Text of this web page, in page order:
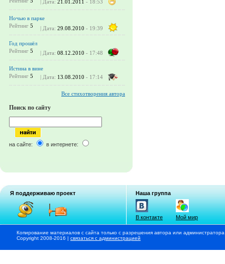
| Дата: 21.01.2011 - 18:53
Ночью в парке
Рейтинг 5 | Дата: 29.08.2010 - 19:39
Год прошёл
Рейтинг 5 | Дата: 08.12.2010 - 17:48
Истина в вине
Рейтинг 5 | Дата: 13.08.2010 - 17:14
Все стихотворения автора
Поиск по сайту
на сайте: в интернете:
Я поддерживаю проект Наша группа
В контакте Мой мир
Копирование материалов с сайта только с разрешения автора или
Copyright 2008-2016 | связаться с администрацией